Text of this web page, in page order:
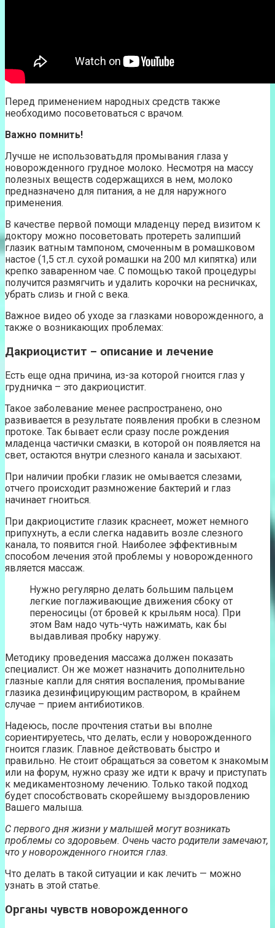
Перед применением народных средств также
необходимо посоветоваться с врачом.
Важно помнить!
Лучше не использоватьдля промывания глаза у
новорожденного грудное молоко. Несмотря на массу
полезных веществ содержащихся в нем, молоко
предназначено для питания, а не для наружного
применения.
В качестве первой помощи младенцу перед визитом к
доктору можно посоветовать протереть залипший
глазик ватным тампоном, смоченным в ромашковом
настое (1,5 ст.л. сухой ромашки на 200 мл кипятка) или
крепко заваренном чае. С помощью такой процедуры
получится размягчить и удалить корочки на ресничках,
убрать слизь и гной с века.
Важное видео об уходе за глазками новорожденного, а
также о возникающих проблемах:
Дакриоцистит – описание и лечение
Есть еще одна причина, из-за которой гноится глаз у
грудничка – это дакриоцистит.
Такое заболевание менее распространено, оно
развивается в результате появления пробки в слезном
протоке. Так бывает если сразу после рождения
младенца частички смазки, в которой он появляется на
свет, остаются внутри слезного канала и засыхают.
При наличии пробки глазик не омывается слезами,
отчего происходит размножение бактерий и глаз
начинает гноиться.
При дакриоцистите глазик краснеет, может немного
припухнуть, а если слегка надавить возле слезного
канала, то появится гной. Наиболее эффективным
способом лечения этой проблемы у новорожденного
является массаж.
Нужно регулярно делать большим пальцем
легкие поглаживающие движения сбоку от
переносицы (от бровей к крыльям носа). При
этом Вам надо чуть-чуть нажимать, как бы
выдавливая пробку наружу.
Методику проведения массажа должен показать
специалист. Он же может назначить дополнительно
глазные капли для снятия воспаления, промывание
глазика дезинфицирующим раствором, в крайнем
случае – прием антибиотиков.
Надеюсь, после прочтения статьи вы вполне
сориентируетесь, что делать, если у новорожденного
гноится глазик. Главное действовать быстро и
правильно. Не стоит обращаться за советом к знакомым
или на форум, нужно сразу же идти к врачу и приступать
к медикаментозному лечению. Только такой подход
будет способствовать скорейшему выздоровлению
Вашего малыша.
С первого дня жизни у малышей могут возникать
проблемы со здоровьем. Очень часто родители замечают,
что у новорожденного гноится глаз.
Что делать в такой ситуации и как лечить — можно
узнать в этой статье.
Органы чувств новорожденного